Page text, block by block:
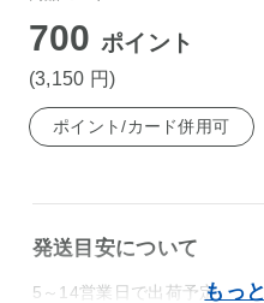
700ポイント
(3,150 円)
ポイント/カード併用可
発送目安について
5～14営業日で出荷予定